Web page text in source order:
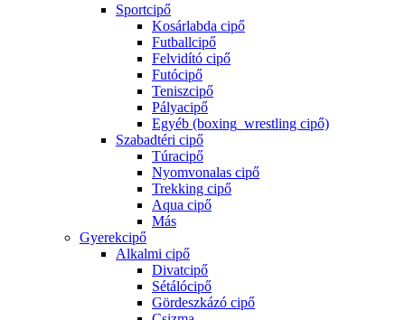
Sportcipő
Kosárlabda cipő
Futballcipő
Felvidító cipő
Futócipő
Teniszcipő
Pályacipő
Egyéb (boxing_wrestling cipő)
Szabadtéri cipő
Túracipő
Nyomvonalas cipő
Trekking cipő
Aqua cipő
Más
Gyerekcipő
Alkalmi cipő
Divatcipő
Sétálócipő
Gördeszkázó cipő